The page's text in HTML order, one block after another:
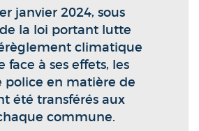
janvier 2024, sous
la loi portant lutte
climatique
face à ses effets, les
police en matière de
été transférés aux
commune.